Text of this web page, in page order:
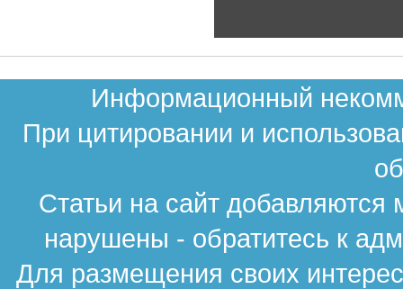
Информационный
При цитировании и
Статьи на сайт
нарушены - обратитесь к
Для размещения своих